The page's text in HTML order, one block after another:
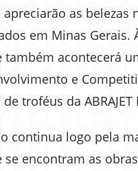
as belezas
em Minas Gerais.
também acontecerá
e
troféus da
continua logo pela
encontram as